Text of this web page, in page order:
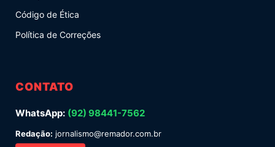
Código de Ética
Política de Correções
CONTATO
WhatsApp: (92) 98441-7562
Redação: jornalismo@remador.com.br